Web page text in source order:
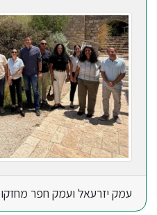
עמק יזרעאל ועמק חפר